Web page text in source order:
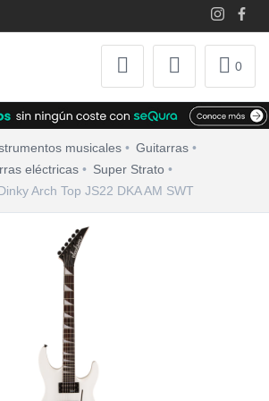
0
musicales
Guitarras
eléctricas
Super Strato
Arch Top JS22 DKA AM SWT